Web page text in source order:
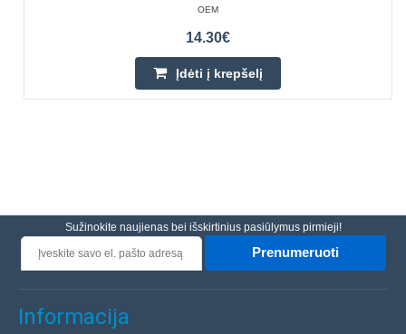
OEM
14.30€
Įdėti į krepšelį
Sužinokite naujienas bei išskirtinius pasiūlymus pirmieji!
Prenumeruoti
Informacija